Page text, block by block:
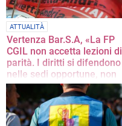
ATTUALITÀ
Vertenza Bar.S.A, «La FP
CGIL non accetta lezioni di
parità. I diritti si difendono
nelle sedi opportune, non
nei talk show»
La nota del sindacato